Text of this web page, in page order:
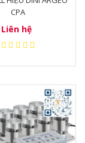
CPA
Liên hệ